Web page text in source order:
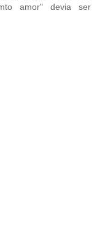
amor" devia ser